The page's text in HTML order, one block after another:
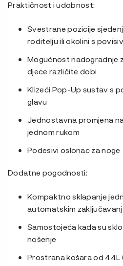
Praktičnost i udobnost:
Svestrane pozicije
roditelju ili okolini s
Mogućnost nadogradnje
djece različite dobi
Klizeći Pop-Up sustav s
glavu
Jednostavna promjena
jednom rukom
Podesivi oslonac za noge
Dodatne pogodnosti:
Kompaktno sklapanje
automatskim
Samostojeća kada su
nošenje
Prostrana košara od 44L